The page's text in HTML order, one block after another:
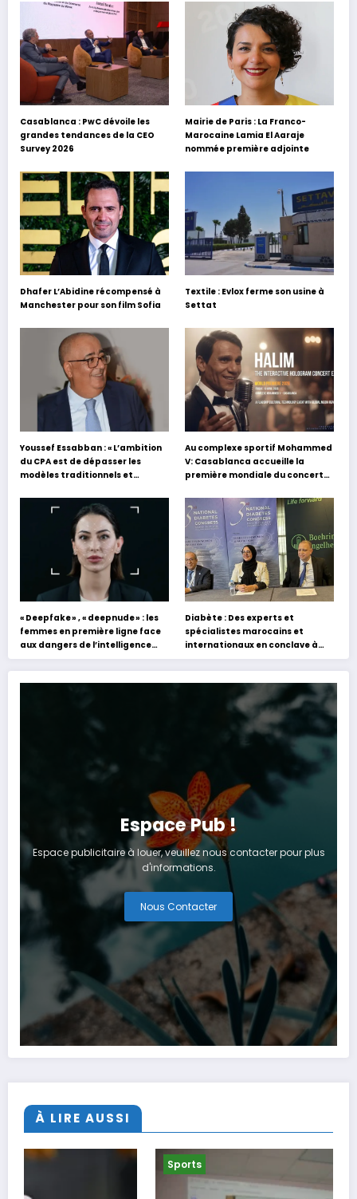
Casablanca : PwC dévoile les
grandes tendances de la CEO
Survey 2026
Mairie de Paris : La Franco-
Marocaine Lamia El Aaraje
nommée première adjointe
Dhafer L’Abidine récompensé à
Manchester pour son film Sofia
Textile : Evlox ferme son usine à
Settat
Youssef Essabban : « L’ambition
du CPA est de dépasser les
modèles traditionnels et
s’appuyant sur le partage des
expériences »
Au complexe sportif Mohammed
V: Casablanca accueille la
première mondiale du concert
« Deepfake » , « deepnude » : les
femmes en première ligne face
aux dangers de l’intelligence
artificielle
Diabète : Des experts et
spécialistes marocains et
internationaux en conclave à
Tanger
Espace Pub !
Espace publicitaire à louer, veuillez nous contacter pour plus
d'informations.
Nous Contacter
À LIRE AUSSI